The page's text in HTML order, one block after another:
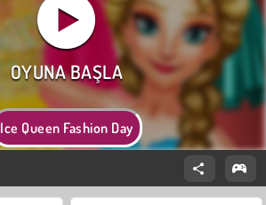
Ice Queen Fashion Day